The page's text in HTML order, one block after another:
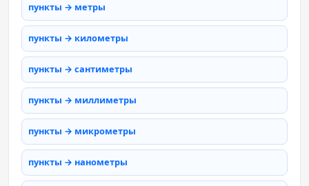
пункты → метры
пункты → километры
пункты → сантиметры
пункты → миллиметры
пункты → микрометры
пункты → нанометры